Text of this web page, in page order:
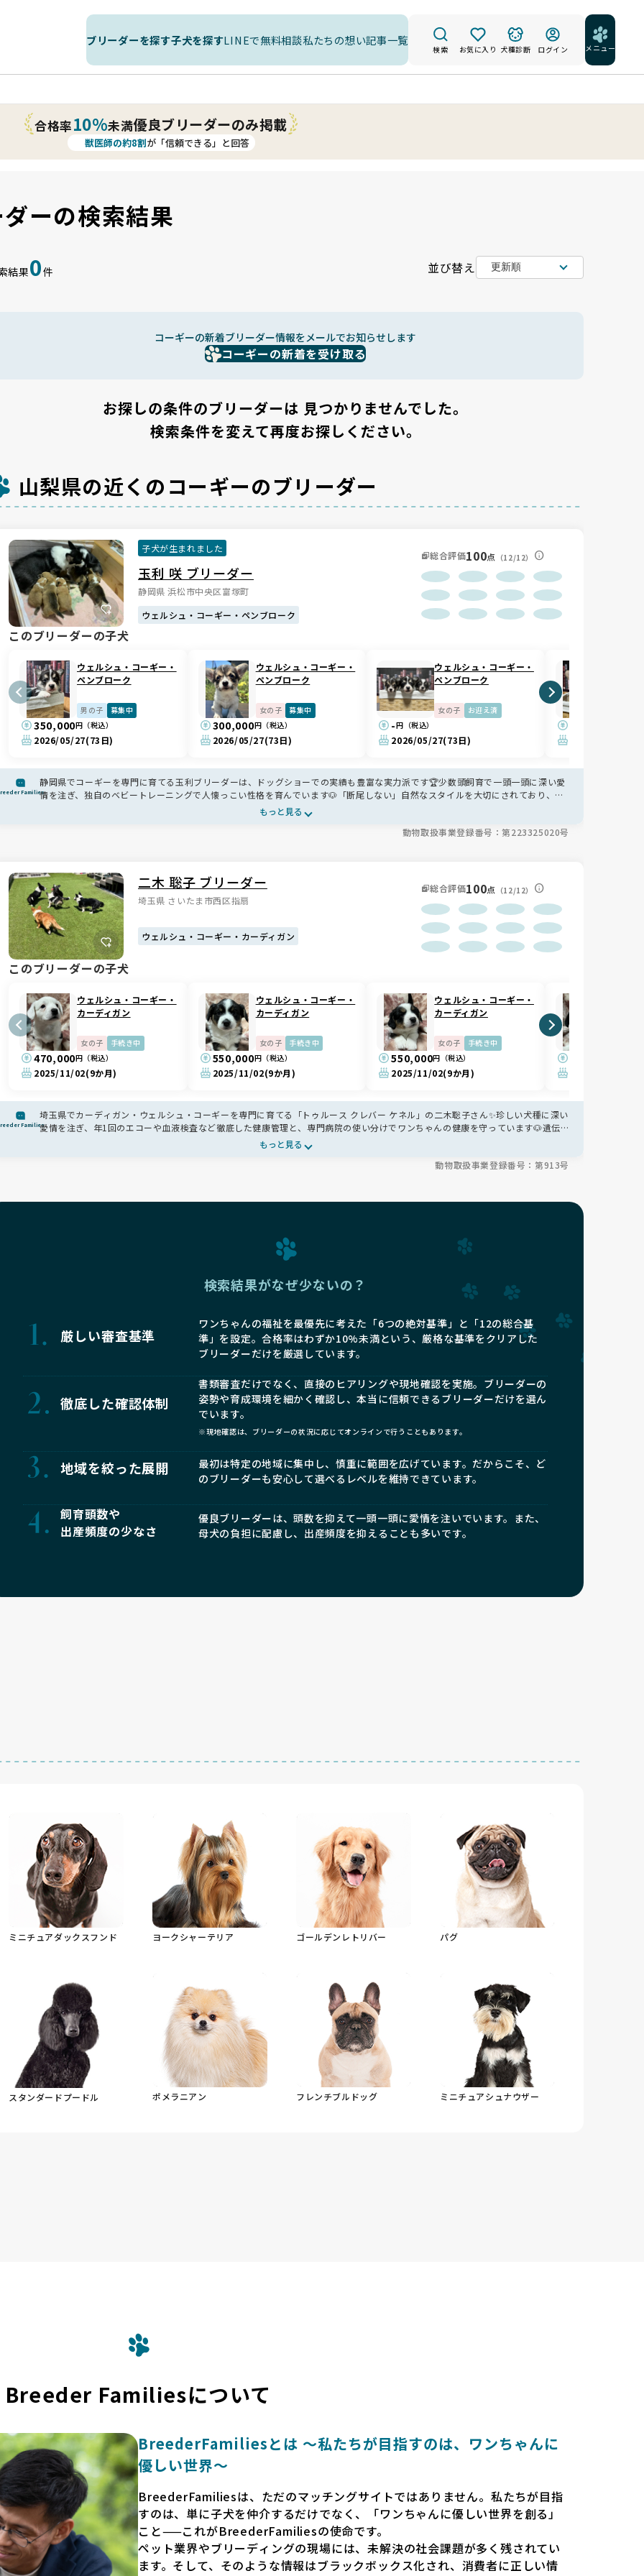
ブリーダーを探す子犬を探すLINEで無料相談私たちの想い記事一覧
検索 お気に入り 犬種診断 ログイン メニュー
合格率10%未満優良ブリーダーのみ掲載
獣医師の約8割が「信頼できる」と回答
ーの検索結果
結果0件 並び替え
コーギーの新着ブリーダー情報をメールでお知らせします
コーギーの新着を受け取る
お探しの条件のブリーダーは 見つかりませんでした。
検索条件を変えて再度お探しください。
山梨県の近くのコーギーのブリーダー
子犬が生まれました
玉利 咲 ブリーダー
静岡県 浜松市中央区富塚町
ウェルシュ・コーギー・ペンブローク
総合評価100点 （12/12）
このブリーダーの子犬
ウェルシュ・コーギー・
ペンブローク
男の子 募集中
350,000円（税込）
2026/05/27(73日)
ウェルシュ・コーギー・
ペンブローク
女の子 募集中
300,000円（税込）
2026/05/27(73日)
ウェルシュ・コーギー・
ペンブローク
女の子 お迎え済
-円（税込）
2026/05/27(73日)
Families
静岡県でコーギーを専門に育てる玉利ブリーダーは、ドッグショーでの実績も豊富な実力派です🏆少数頭飼育で一頭一頭に深い愛
情を注ぎ、独自のベビートレーニングで人懐っこい性格を育んでいます🐶「断尾しない」自然なスタイルを大切にされており、コ
ーギー本来の魅力を堪能できます。手厚いアフターサポートや里帰り制度もあり、お迎え後もずっと家族のように寄り添ってくれ
もっと見る
動物取扱事業登録番号：第223325020号
二木 聡子 ブリーダー
埼玉県 さいたま市西区指扇
ウェルシュ・コーギー・カーディガン
総合評価100点 （12/12）
このブリーダーの子犬
ウェルシュ・コーギー・
カーディガン
女の子 手続き中
470,000円（税込）
2025/11/02(9か月)
ウェルシュ・コーギー・
カーディガン
女の子 手続き中
550,000円（税込）
2025/11/02(9か月)
ウェルシュ・コーギー・
カーディガン
女の子 手続き中
550,000円（税込）
2025/11/02(9か月)
Families
埼玉県でカーディガン・ウェルシュ・コーギーを専門に育てる「トゥルース クレバー ケネル」の二木聡子さん✨珍しい犬種に深い
愛情を注ぎ、年1回のエコーや血液検査など徹底した健康管理と、専門病院の使い分けでワンちゃんの健康を守っています🐶遺伝
子検査やドッグショーへの出陳を通じて良質な血統を大切にし、資格を持つ3名体制の少数飼育で一頭一頭に丁寧に向き合います
🌿お迎えセットやシャンプー講座、お迎え後のフォローまで、末永く寄り添うサポートも魅力です🏡
もっと見る
動物取扱事業登録番号：第913号
検索結果がなぜ少ないの？
厳しい審査基準
ワンちゃんの福祉を最優先に考えた「6つの絶対基準」と「12の総合基
準」を設定。合格率はわずか10%未満という、厳格な基準をクリアした
ブリーダーだけを厳選しています。
徹底した確認体制
書類審査だけでなく、直接のヒアリングや現地確認を実施。ブリーダーの
姿勢や育成環境を細かく確認し、本当に信頼できるブリーダーだけを選ん
でいます。
※現地確認は、ブリーダーの状況に応じてオンラインで行うこともあります。
地域を絞った展開
最初は特定の地域に集中し、慎重に範囲を広げています。だからこそ、ど
のブリーダーも安心して選べるレベルを維持できています。
飼育頭数や
出産頻度の少なさ
優良ブリーダーは、頭数を抑えて一頭一頭に愛情を注いでいます。また、
母犬の負担に配慮し、出産頻度を抑えることも多いです。
ミニチュアダックスフンド ヨークシャーテリア ゴールデンレトリバー パグ
スタンダードプードル ポメラニアン フレンチブルドッグ ミニチュアシュナウザー
Breeder Familiesについて
BreederFamiliesとは 〜私たちが目指すのは、ワンちゃんに
優しい世界〜
BreederFamiliesは、ただのマッチングサイトではありません。私たちが目指
すのは、単に子犬を仲介するだけでなく、「ワンちゃんに優しい世界を創る」
こと——これがBreederFamiliesの使命です。
ペット業界やブリーディングの現場には、未解決の社会課題が多く残されてい
ます。そして、そのような情報はブラックボックス化され、消費者に正しい情